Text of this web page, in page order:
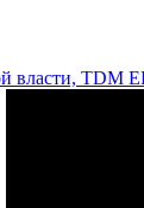
власти, TDM